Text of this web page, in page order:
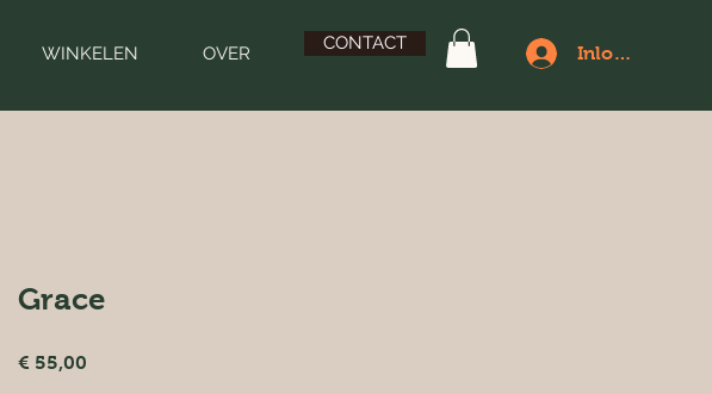
WINKELEN OVER CONTACT Inloggen
Grace
€ 55,00